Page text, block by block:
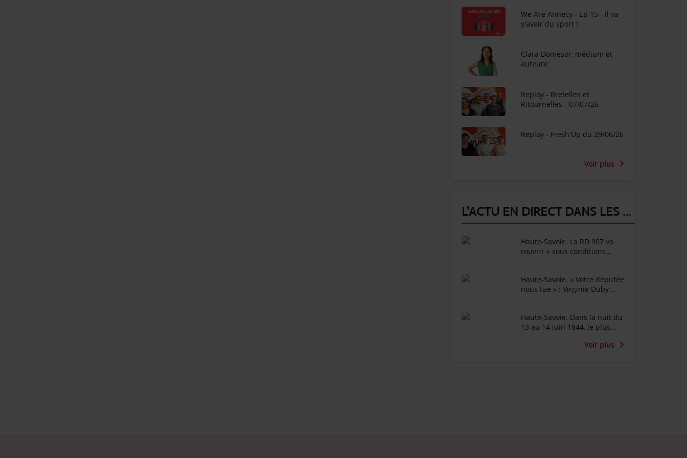
We Are Annecy - Ep 15 - Il va
y'avoir du sport !
Clara Domesor, médium et
auteure
Replay - Bretelles et
Ritournelles - 07/07/26
Replay - Fresh'Up du 29/06/26
Voir plus
L'ACTU EN DIRECT DANS LES ALPES !
Haute-Savoie. La RD 907 va
rouvrir « sous conditions
torentielle
Haute-Savoie. « Votre députée
nous tue » : Virginie Duby-
Haute-Savoie. Dans la nuit du
13 au 14 juin 1844, le plus
l'histoire de la ville de Cluses
Voir plus